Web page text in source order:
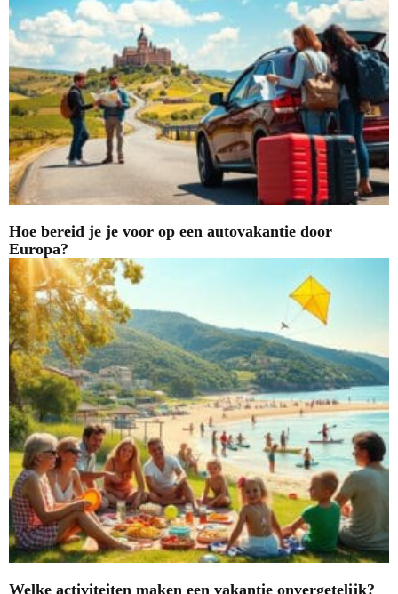
Hoe bereid je je voor op een autovakantie door
Europa?
Welke activiteiten maken een vakantie onvergetelijk?